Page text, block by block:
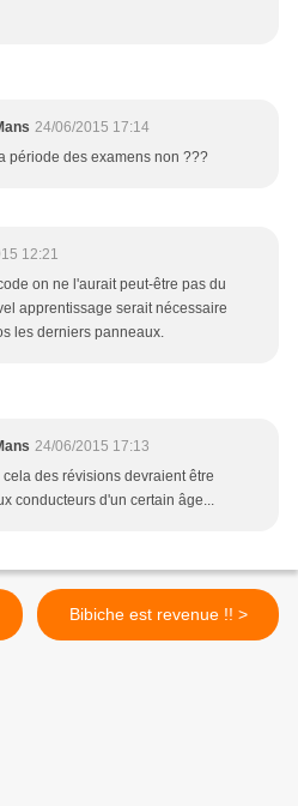
24/06/2015 17:14
période des examens non ???
12:21
on ne l'aurait peut-être pas du
apprentissage serait nécessaire
les derniers panneaux.
24/06/2015 17:13
des révisions devraient être
conducteurs d'un certain âge...
Bibiche est revenue !! >